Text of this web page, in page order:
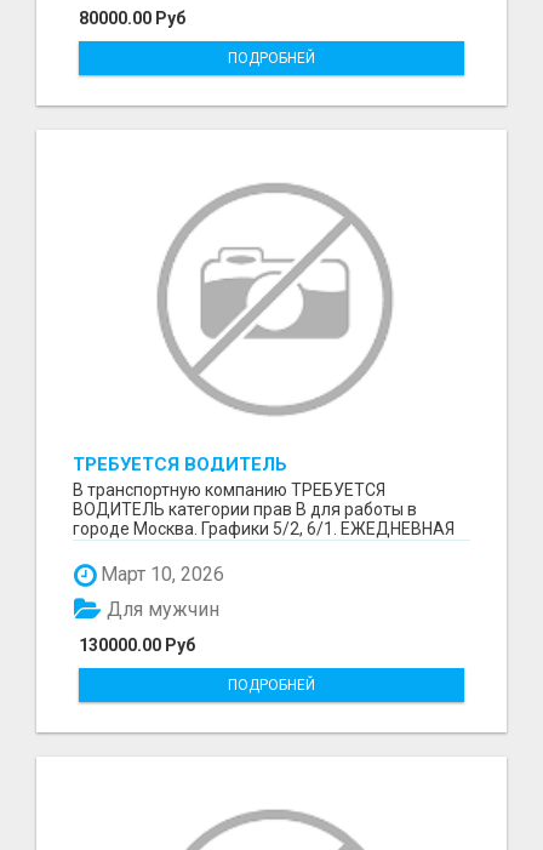
80000.00 Руб
ПОДРОБНЕЙ
ТРЕБУЕТСЯ ВОДИТЕЛЬ
В транспортную компанию ТРЕБУЕТСЯ
ВОДИТЕЛЬ категории прав В для работы в
городе Москва. Графики 5/2, 6/1. ЕЖЕДНЕВНАЯ
Март 10, 2026
130000.00 Руб
Для мужчин
ПОДРОБНЕЙ